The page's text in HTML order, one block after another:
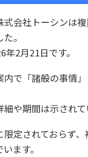
式会社トーシンは
。
2月21日です。
で「諸般の事情
や期間は示されて
定されておらず
ます。